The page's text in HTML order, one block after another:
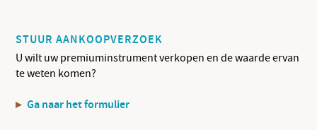
STUUR AANKOOPVERZOEK
U wilt uw premiuminstrument verkopen en de waarde ervan
te weten komen?
Ga naar het formulier